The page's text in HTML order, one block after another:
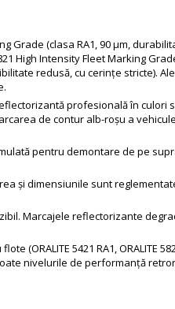
Grade (clasa RA1, 90 μm,
High Intensity Fleet Marking
redusă, cu cerințe stricte).
profesională în culori
de contur alb-roșu a
pentru demontare de pe
și dimensiunile sunt
Marcajele reflectorizante
5421 RA1, ORALITE
nivelurile de performanță